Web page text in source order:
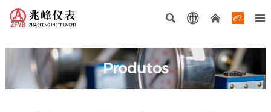
   
Produtos